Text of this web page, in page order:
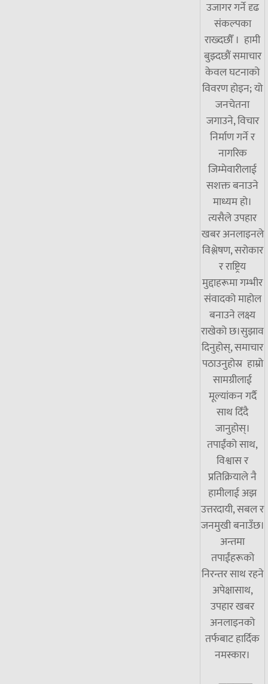
उजागर गर्ने दृढ
संकल्पका
राख्दछौँ । हामी
बुझ्दछौं समाचार
केवल घटनाको
विवरण होइन; यो
जनचेतना
जगाउने, विचार
निर्माण गर्ने र
नागरिक
जिम्मेवारीलाई
सशक्त बनाउने
माध्यम हो।
त्यसैले उपहार
खबर अनलाइनले
विश्लेषण, सरोकार
र राष्ट्रिय
मुद्दाहरूमा गम्भीर
संवादको माहोल
बनाउने लक्ष्य
राखेको छ।सुझाव
दिनुहोस्, समाचार
पठाउनुहोस्र हाम्रो
सामग्रीलाई
मूल्यांकन गर्दै
साथ दिँदै
जानुहोस्।
तपाईंको साथ,
विश्वास र
प्रतिक्रियाले नै
हामीलाई अझ
उत्तरदायी, सबल र
जनमुखी बनाउँछ।
अन्तमा
तपाईंहरूको
निरन्तर साथ रहने
अपेक्षासाथ,
उपहार खबर
अनलाइनको
तर्फबाट हार्दिक
नमस्कार।